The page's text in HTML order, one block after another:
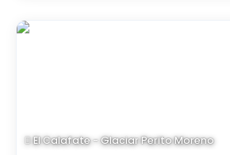
El Calafate - Glaciar Perito Moreno